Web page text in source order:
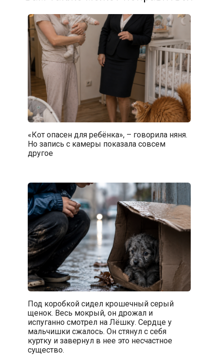
«Кот опасен для ребёнка», – говорила няня.
Но запись с камеры показала совсем
другое
Под коробкой сидел крошечный серый
щенок. Весь мокрый, он дрожал и
испуганно смотрел на Лёшку. Сердце у
мальчишки сжалось. Он стянул с себя
куртку и завернул в нее это несчастное
существо.